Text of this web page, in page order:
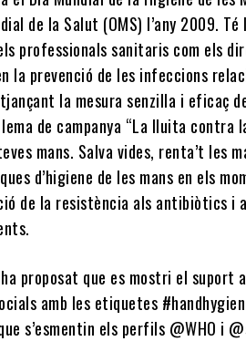
de la Salut (OMS) l’any 2009.
professionals sanitaris com els
la prevenció de les infeccions
la mesura senzilla i eficaç
de campanya “La lluita contra
mans. Salva vides, renta’t les
d’higiene de les mans en els
de la resistència als antibiòtics i
proposat que es mostri el suport
amb les etiquetes
s’esmentin els perfils @WHO i